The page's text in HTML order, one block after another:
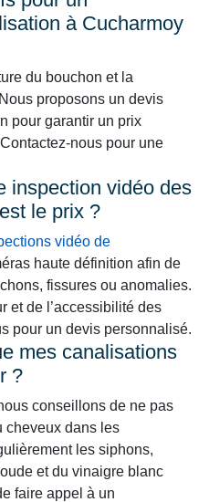
à Cucharmoy
du bouchon et la
proposons un devis
pour garantir un prix
nous pour une
inspection vidéo des
le prix ?
vidéo de
haute définition afin de
fissures ou anomalies.
et de l’accessibilité des
pour un devis personnalisé.
mes canalisations
?
conseillons de ne pas
cheveux dans les
les siphons,
et du vinaigre blanc
faire appel à un